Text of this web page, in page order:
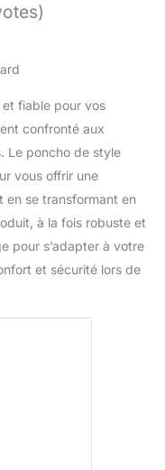
et fiable pour vos
confronté aux
Le poncho de style
vous offrir une
en se transformant en
à la fois robuste et
pour s’adapter à votre
et sécurité lors de